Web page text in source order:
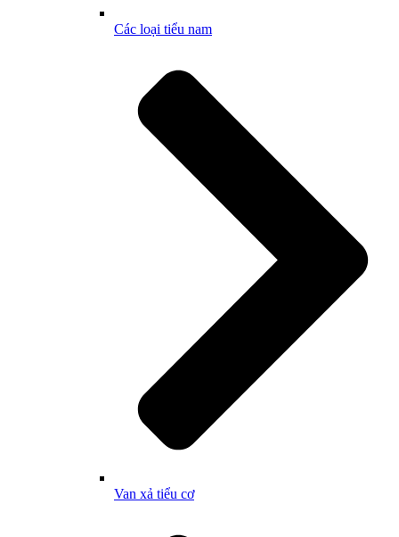
Các loại tiểu nam
Van xả tiểu cơ